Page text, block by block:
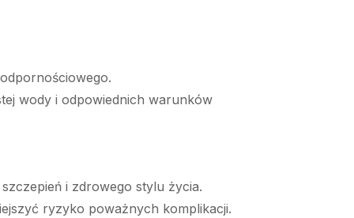
wody i odpowiednich warunków
i zdrowego stylu życia.
ryzyko poważnych komplikacji.